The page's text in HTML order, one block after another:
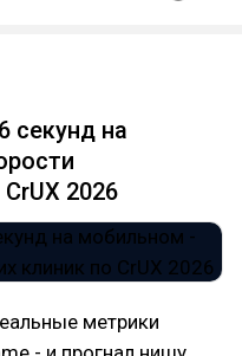
секунд на
2026
метрики